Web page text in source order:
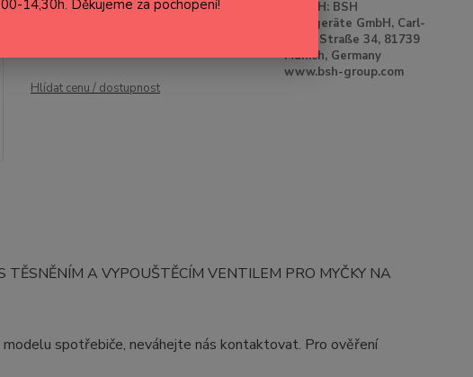
Číslo produktu: 00668102
BOSCH: BSH
Hausgeräte GmbH, Carl-
Wery-Straße 34, 81739
Munich, Germany
www.bsh-group.com
Hlídat cenu / dostupnost
A VYPOUŠTĚCÍM VENTILEM PRO MYČKY NA
spotřebiče, neváhejte nás kontaktovat. Pro ověření
14,30h. Děkujeme za pochopení!